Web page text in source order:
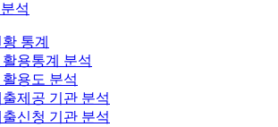
석
통계
용통계 분석
용도 분석
제공 기관 분석
신청 기관 분석